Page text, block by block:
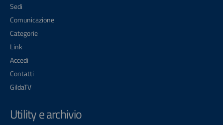
Sedi
Comunicazione
Categorie
Link
Accedi
Contatti
GildaTV
Utility e archivio